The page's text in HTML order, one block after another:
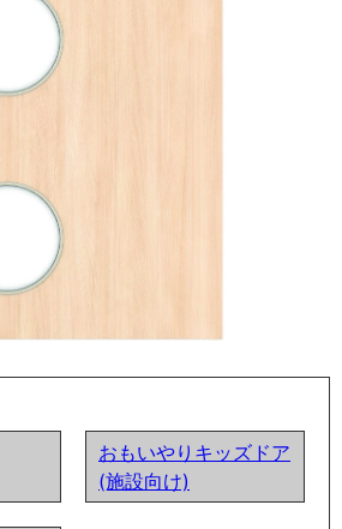
おもいやりキッズドア
(施設向け)